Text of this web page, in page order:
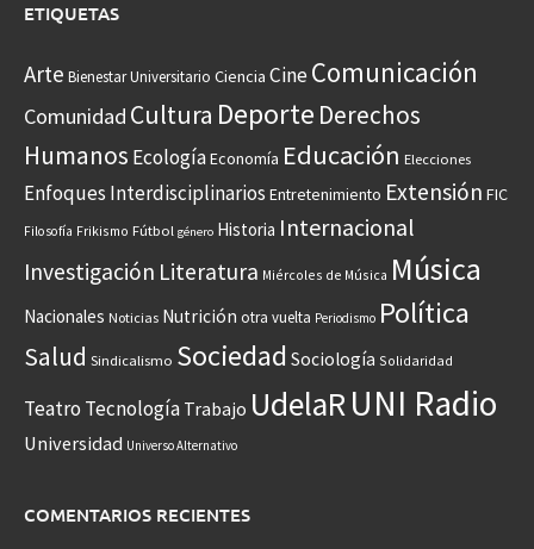
ETIQUETAS
Arte Bienestar Universitario Ciencia CineComunicación
Comunidad Cultura Deporte Derechos
Humanos EcologíaEconomía Educación Elecciones
Enfoques Interdisciplinarios Entretenimiento Extensión FIC
Filosofía Frikismo Fútbol género Historia Internacional
Investigación Literatura Miércoles de Música Música
Nacionales Noticias Nutrición otra vuelta Periodismo Política
Salud Sindicalismo Sociedad Sociología Solidaridad
Teatro Tecnología Trabajo UdelaRUNI Radio
Universidad Universo Alternativo
COMENTARIOS RECIENTES